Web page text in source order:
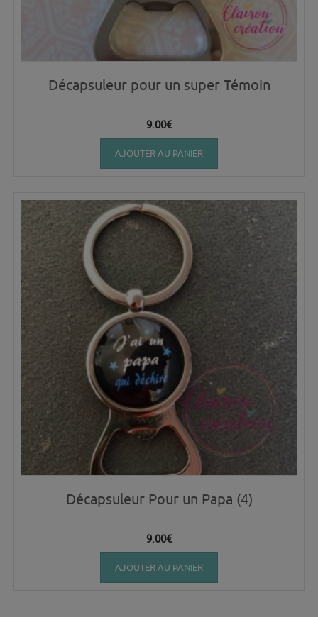
Décapsuleur pour un super Témoin
9.00€
AJOUTER AU PANIER
Décapsuleur Pour un Papa (4)
9.00€
AJOUTER AU PANIER